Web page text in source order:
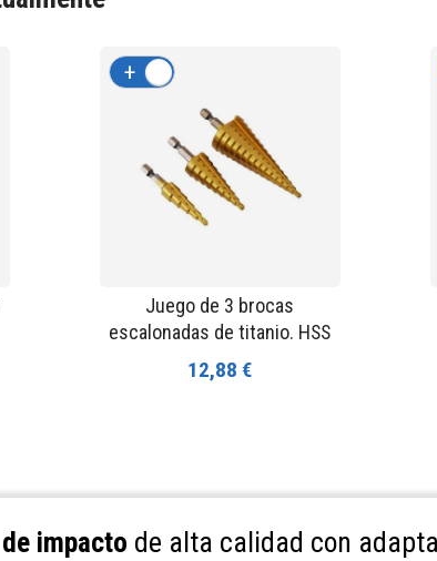
Juego de 3 brocas
escalonadas de titanio. HSS
12,88 €
+
impacto de alta calidad con